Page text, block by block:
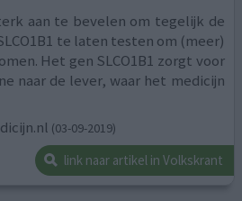
aan te bevelen om tegelijk de
te laten testen om (meer)
Het gen SLCO1B1 zorgt voor
naar de lever, waar het medicijn
(03-09-2019)
link naar artikel in Volkskrant